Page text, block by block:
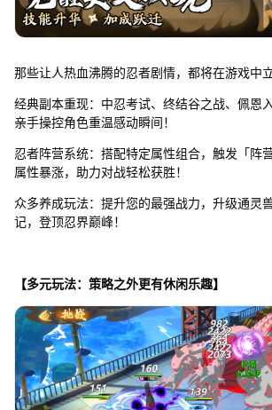
那些让人热血沸腾的忍者剧情，都将在游戏
经典副本重现：中忍考试、终结谷之战、佩恩
亲手操控角色重温感动瞬间！
忍者阵营系统：搭配特定属性组合，触发「阵
属性暴涨，助力对战轻松获胜！
众多养成玩法：提升您的最强战力，升级通灵
记，登顶忍界巅峰！
【多元玩法：策略之外更有休闲乐趣】